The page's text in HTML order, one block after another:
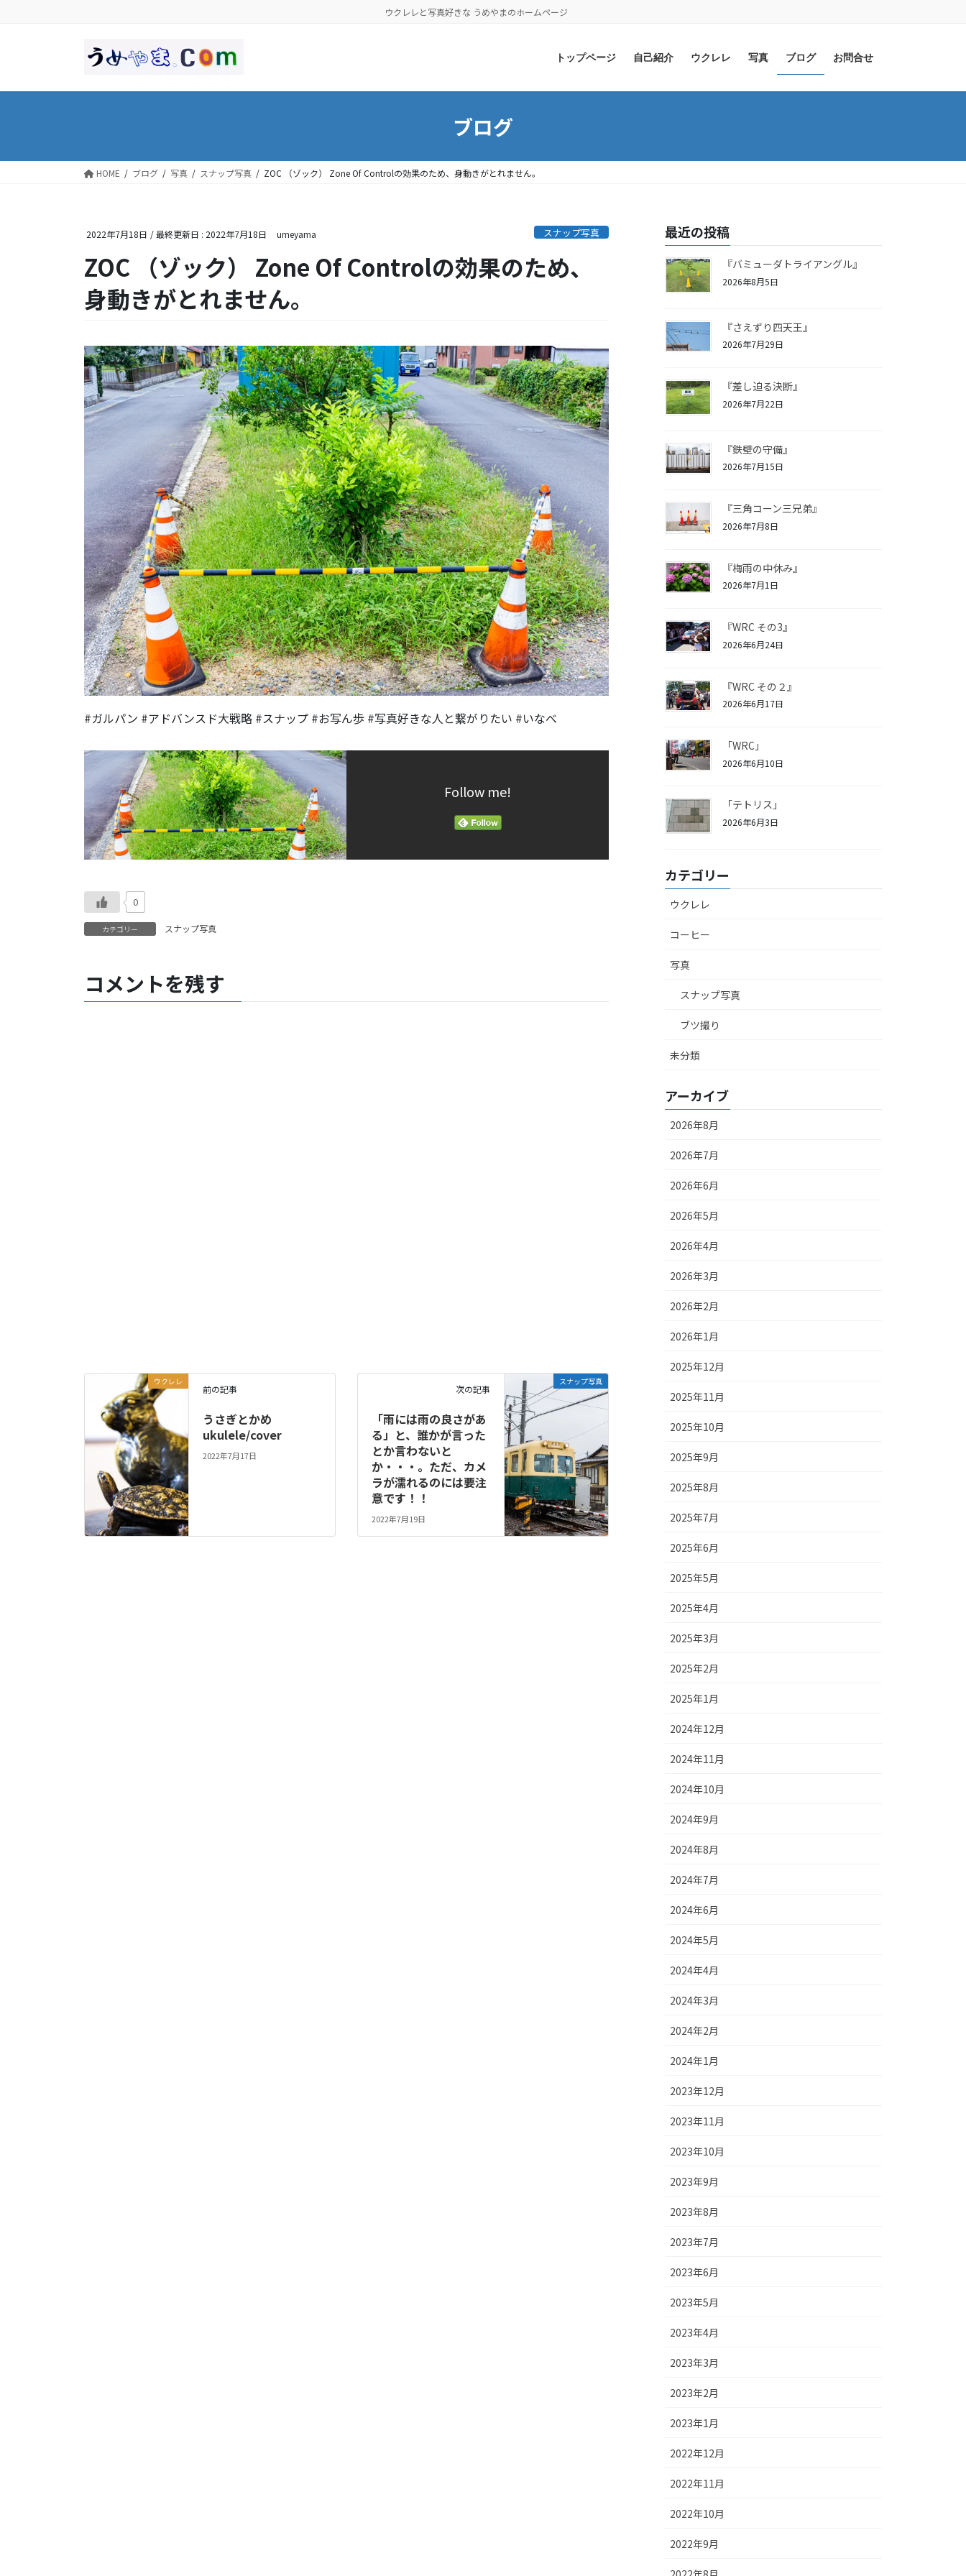
に
ョ
動
ウクレレと写真好きな うめやまのホームページ
トップページ 自己紹介 ウクレレ 写真 ブログ お問合せ
ブログ
HOME ブログ 写真 スナップ写真 ZOC （ゾック） Zone Of Controlの効果のため、身動きがとれません。
2022年7月18日 / 最終更新日 : 2022年7月18日 umeyama スナップ写真
ZOC （ゾック） Zone Of Controlの効果のため、
身動きがとれません。
#ガルパン #アドバンスド大戦略 #スナップ #お写ん歩 #写真好きな人と繋がりたい #いなべ
Follow me!
0
カテゴリー スナップ写真
コメントを残す
ウクレレ
前の記事
うさぎとかめ
ukulele/cover
2022年7月17日
スナップ写真
次の記事
「雨には雨の良さがあ
る」と、誰かが言った
とか言わないと
か・・・。ただ、カメ
ラが濡れるのには要注
意です！！
2022年7月19日
最近の投稿
『バミューダトライアングル』
2026年8月5日
『さえずり四天王』
2026年7月29日
『差し迫る決断』
2026年7月22日
『鉄壁の守備』
2026年7月15日
『三角コーン三兄弟』
2026年7月8日
『梅雨の中休み』
2026年7月1日
『WRC その3』
2026年6月24日
『WRC その２』
2026年6月17日
「WRC」
2026年6月10日
「テトリス」
2026年6月3日
カテゴリー
ウクレレ
コーヒー
写真
スナップ写真
ブツ撮り
未分類
アーカイブ
2026年8月
2026年7月
2026年6月
2026年5月
2026年4月
2026年3月
2026年2月
2026年1月
2025年12月
2025年11月
2025年10月
2025年9月
2025年8月
2025年7月
2025年6月
2025年5月
2025年4月
2025年3月
2025年2月
2025年1月
2024年12月
2024年11月
2024年10月
2024年9月
2024年8月
2024年7月
2024年6月
2024年5月
2024年4月
2024年3月
2024年2月
2024年1月
2023年12月
2023年11月
2023年10月
2023年9月
2023年8月
2023年7月
2023年6月
2023年5月
2023年4月
2023年3月
2023年2月
2023年1月
2022年12月
2022年11月
2022年10月
2022年9月